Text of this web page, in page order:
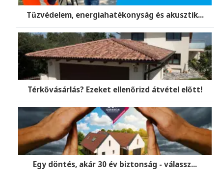
Tűzvédelem, energiahatékonyság és akusztik...
Térkővásárlás? Ezeket ellenőrizd átvétel előtt!
Egy döntés, akár 30 év biztonság - válassz...